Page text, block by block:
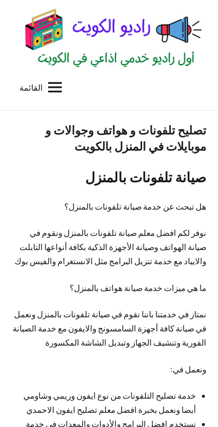
المحتوى
الكويت
للاعلانات
الخدمية
بالكويت
القائمة
تصليح تلفونات و هواتف وجوالات و
موبايلات في المنزل بالكويت
صيانة تلفونات بالمنزل
هل تبحث عن خدمة صيانة تلفونات بالمنزل؟
نوفر لكم افضل معلم صيانة تلفونات بالمنزل ونقوم في
صيانة الهواتف وصيانة الأجهزة الذكية بكافة أنواعها التابلت
والايباد مع خدمة تنزيل البرامج مثل الانستغرام والفيس بوك
ما هي ميزات خدمة صيانة هواتف بالمنزل؟
نمتاز في خدمتنا باننا نقوم في صيانة تلفونات بالمنزل ونعمل
في صيانة كافة أجهزة السامسونج والايفون مع خدمة الصيانة
الفورية وتنشيف الجهاز وتبديل الشاشة المكسورة
ونعمل في:
خدمة تصليح التلفونات من نوع ايفون وريمي وشاومي
أيضا ونعمل بخبرة افضل معلم تصليح ايفون الاحمدي
نستخدم افضل البرامج والأدوات والمعدات في خدمة